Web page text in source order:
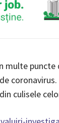
multe
culisele